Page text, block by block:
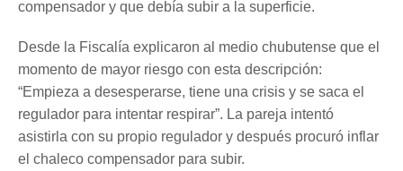
compensador y que debía subir a la superficie.
Desde la Fiscalía explicaron al medio chubutense que el
momento de mayor riesgo con esta descripción:
“Empieza a desesperarse, tiene una crisis y se saca el
regulador para intentar respirar”. La pareja intentó
asistirla con su propio regulador y después procuró inflar
el chaleco compensador para subir.